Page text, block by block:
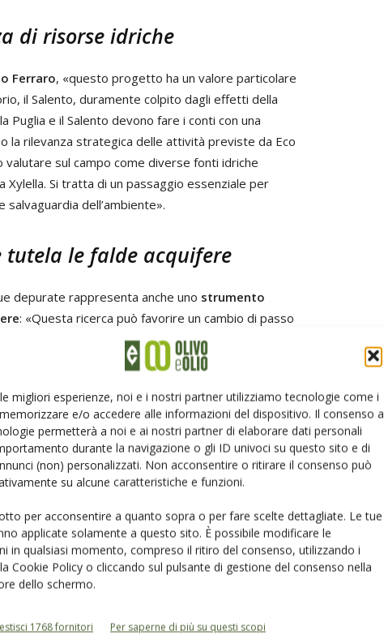
migliori esperienze, noi e i nostri partner utilizziamo tecnologie come i
e/o accedere alle informazioni del dispositivo. Il consenso a
permetterà a noi e ai nostri partner di elaborare dati personali
durante la navigazione o gli ID univoci su questo sito e di
(non) personalizzati. Non acconsentire o ritirare il consenso può
su alcune caratteristiche e funzioni.
per acconsentire a quanto sopra o per fare scelte dettagliate. Le tue
applicate solamente a questo sito. È possibile modificare le
in qualsiasi momento, compreso il ritiro del consenso, utilizzando i
Cookie Policy o cliccando sul pulsante di gestione del consenso nella
dello schermo.
1768 fornitori Per saperne di più su questi scopi
di risorse idriche
Ferraro, «questo progetto ha un valore particolare
il Salento, duramente colpito dagli effetti della
Puglia e il Salento devono fare i conti con una
la rilevanza strategica delle attività previste da Eco
sul campo come diverse fonti idriche
Si tratta di un passaggio essenziale per
dell’ambiente».
tutela le falde acquifere
depurate rappresenta anche uno strumento
: «Questa ricerca può favorire un cambio di passo
già disponibile, ridurre la pressione sui prelievi
dell’intrusione marina e della salinizzazione che
Pinterest Email